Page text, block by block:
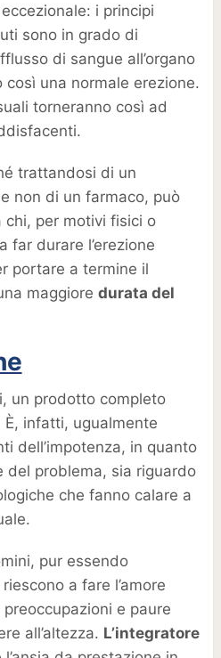
i principi
sono in grado di
di sangue all’organo
una normale erezione.
torneranno così ad
trattandosi di un
non di un farmaco, può
chi, per motivi fisici o
far durare l’erezione
portare a termine il
maggiore durata del
un prodotto completo
infatti, ugualmente
dell’impotenza, in quanto
del problema, sia riguardo
che fanno calare a
pur essendo
a fare l’amore
e paure
all’altezza. L’integratore